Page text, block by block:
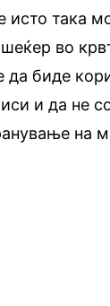
исто така
во
да биде
и да не
на